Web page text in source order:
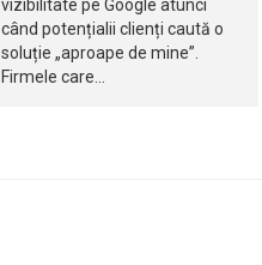
vizibilitate pe Google atunci
când potențialii clienți caută o
soluție „aproape de mine”.
Firmele care…